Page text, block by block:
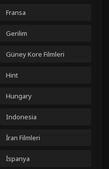
Fransa
Gerilim
Güney Kore Filmleri
Hint
Hungary
Indonesia
İran Filmleri
İspanya